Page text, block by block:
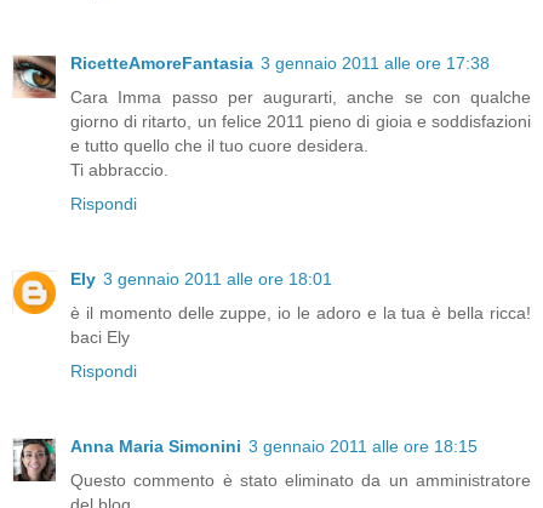
RicetteAmoreFantasia 3 gennaio 2011 alle ore 17:38
Cara Imma passo per augurarti, anche se con qualche
giorno di ritarto, un felice 2011 pieno di gioia e soddisfazioni
e tutto quello che il tuo cuore desidera.
Ti abbraccio.
Rispondi
Ely 3 gennaio 2011 alle ore 18:01
è il momento delle zuppe, io le adoro e la tua è bella ricca!
baci Ely
Rispondi
Anna Maria Simonini 3 gennaio 2011 alle ore 18:15
Questo commento è stato eliminato da un amministratore